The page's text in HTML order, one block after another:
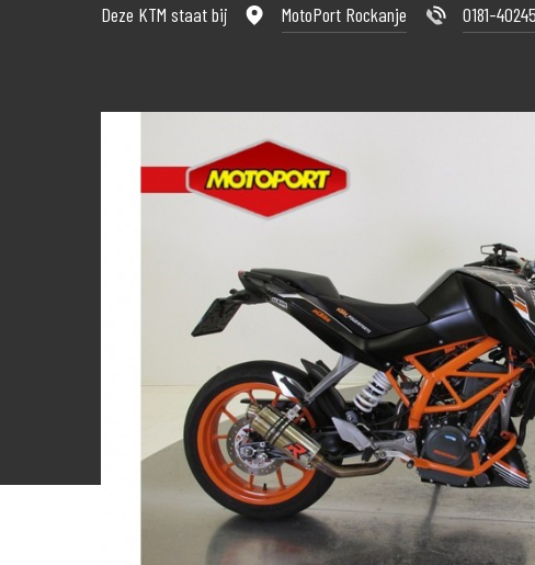
Deze KTM staat bij MotoPort Rockanje 0181-